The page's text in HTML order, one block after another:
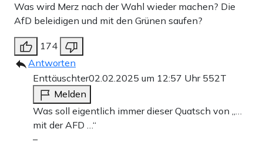
Was wird Merz nach der Wahl wieder machen? Die
AfD beleidigen und mit den Grünen saufen?
174
Antworten
Enttäuschter02.02.2025 um 12:57 Uhr 552T
Melden
Was soll eigentlich immer dieser Quatsch von „…
mit der AFD …“
–